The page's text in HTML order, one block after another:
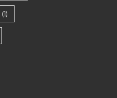
(1)